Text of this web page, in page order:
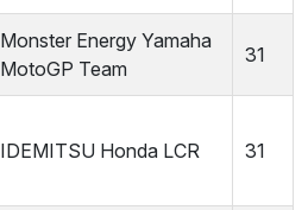
Monster Energy Yamaha
MotoGP Team
31
IDEMITSU Honda LCR 31